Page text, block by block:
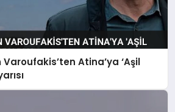
Atina’ya ‘Aşil